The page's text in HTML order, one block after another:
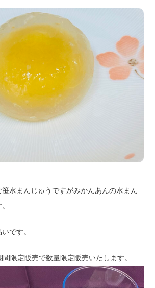
水まんじゅうですがみかんあんの水まん
です。
限定販売で数量限定販売いたします。